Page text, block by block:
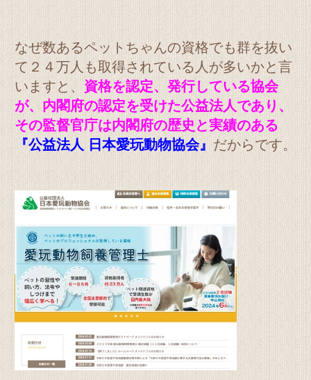
なぜ数あるペットちゃんの資格でも群を抜い
て２４万人も取得されている人が多いかと言
いますと、 資格を認定、発行している協会
が、内閣府の認定を受けた公益法人であり、
その監督官庁は内閣府の歴史と実績のある
『公益法人 日本愛玩動物協会』 だからです。